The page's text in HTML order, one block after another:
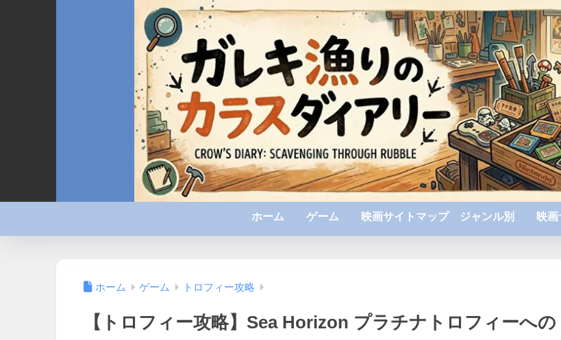
ホーム ゲーム 映画サイトマップ ジャンル別 映
ホーム ゲーム トロフィー攻略
【トロフィー攻略】Sea Horizon プラチナトロフィーへの